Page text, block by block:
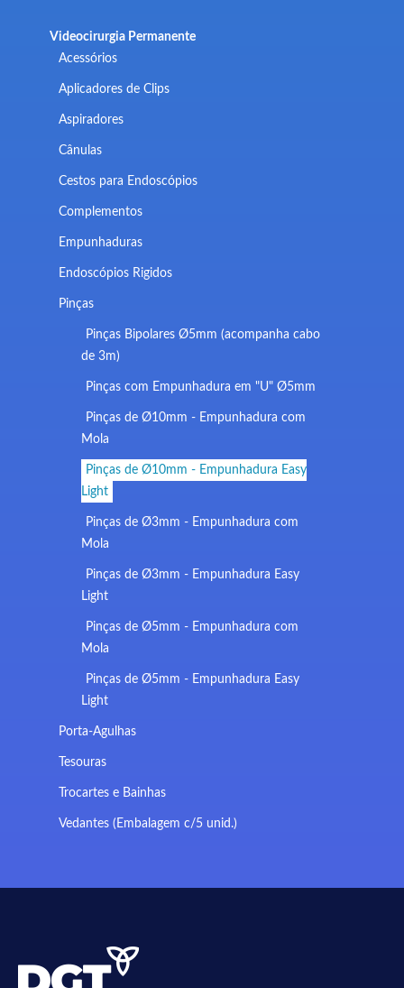
Videocirurgia Permanente
Acessórios
Aplicadores de Clips
Aspiradores
Cânulas
Cestos para Endoscópios
Complementos
Empunhaduras
Endoscópios Rigidos
Pinças
Pinças Bipolares Ø5mm (acompanha cabo
de 3m)
Pinças com Empunhadura em "U" Ø5mm
Pinças de Ø10mm - Empunhadura com
Mola
Pinças de Ø10mm - Empunhadura Easy
Light
Pinças de Ø3mm - Empunhadura com
Mola
Pinças de Ø3mm - Empunhadura Easy
Light
Pinças de Ø5mm - Empunhadura com
Mola
Pinças de Ø5mm - Empunhadura Easy
Light
Porta-Agulhas
Tesouras
Trocartes e Bainhas
Vedantes (Embalagem c/5 unid.)